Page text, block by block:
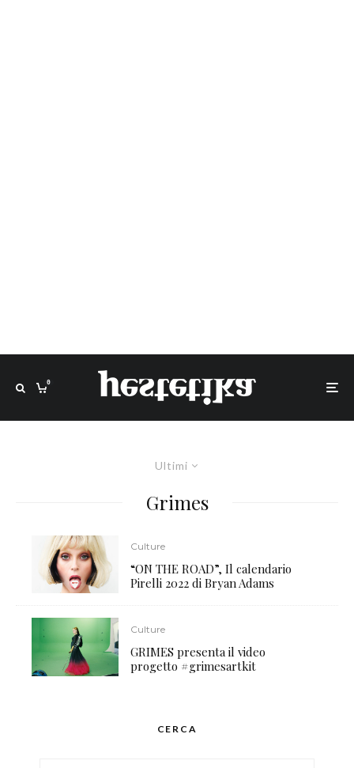
0
Ultimi
Grimes
Culture
“ON THE ROAD”, Il calendario
Pirelli 2022 di Bryan Adams
Culture
GRIMES presenta il video
progetto #grimesartkit
CERCA